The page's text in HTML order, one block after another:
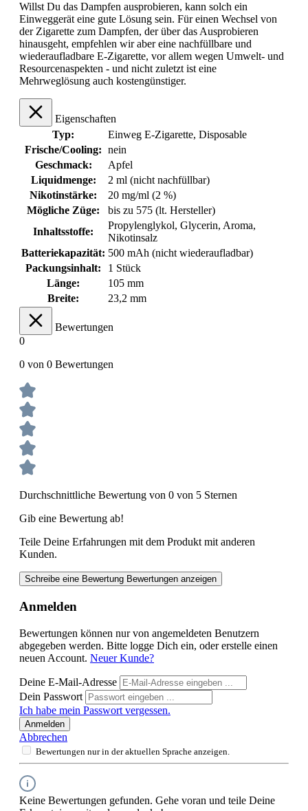
Willst Du das Dampfen ausprobieren, kann solch ein
Einweggerät eine gute Lösung sein. Für einen Wechsel von
der Zigarette zum Dampfen, der über das Ausprobieren
hinausgeht, empfehlen wir aber eine nachfüllbare und
wiederaufladbare E-Zigarette, vor allem wegen Umwelt- und
Resourcenaspekten - und nicht zuletzt ist eine
Mehrweglösung auch kostengünstiger.
Eigenschaften
Typ:
Einweg E-Zigarette, Disposable
Frische/Cooling: nein
Geschmack:
Apfel
Liquidmenge:
2 ml (nicht nachfüllbar)
Nikotinstärke:
20 mg/ml (2 %)
Mögliche Züge:
bis zu 575 (lt. Hersteller)
Inhaltsstoffe:
Propylenglykol, Glycerin, Aroma,
Nikotinsalz
Batteriekapazität: 500 mAh (nicht wiederaufladbar)
Packungsinhalt:
1 Stück
Länge:
105 mm
Breite:
23,2 mm
Bewertungen
0
0 von 0 Bewertungen
Durchschnittliche Bewertung von 0 von 5 Sternen
Gib eine Bewertung ab!
Teile Deine Erfahrungen mit dem Produkt mit anderen
Kunden.
Schreibe eine Bewertung Bewertungen anzeigen
Anmelden
Bewertungen können nur von angemeldeten Benutzern
abgegeben werden. Bitte logge Dich ein, oder erstelle einen
neuen Account. Neuer Kunde?
Deine E-Mail-Adresse
Dein Passwort
Ich habe mein Passwort vergessen.
Anmelden
Abbrechen
Bewertungen nur in der aktuellen Sprache anzeigen.
Keine Bewertungen gefunden. Gehe voran und teile Deine